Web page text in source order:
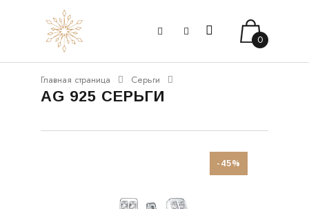
0
Главная страница Серьги
AG 925 СЕРЬГИ
-45%